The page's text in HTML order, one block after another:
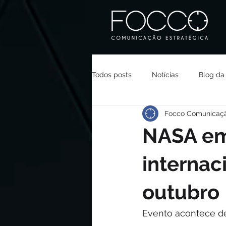
Todos posts Notícias Blog
NASA
outubro
Focco
Evento acontece